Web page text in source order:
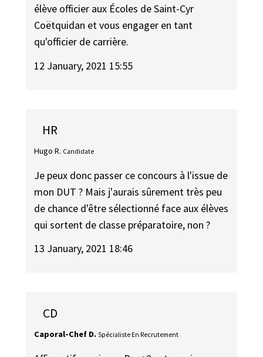
élève officier aux Écoles de Saint-Cyr
Coëtquidan et vous engager en tant
qu'officier de carrière.
12 January, 2021 15:55
HR
Hugo R. Candidate
Je peux donc passer ce concours à l'issue de
mon DUT ? Mais j'aurais sûrement très peu
de chance d'être sélectionné face aux élèves
qui sortent de classe préparatoire, non ?
13 January, 2021 18:46
CD
Caporal-Chef D. Spécialiste En Recrutement